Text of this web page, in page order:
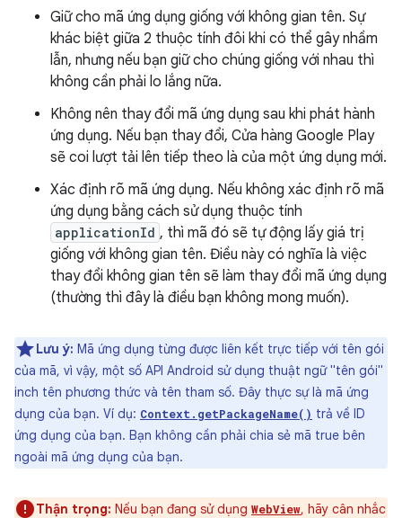
Giữ cho mã ứng dụng giống với không gian tên. Sự
khác biệt giữa 2 thuộc tính đôi khi có thể gây nhầm
lẫn, nhưng nếu bạn giữ cho chúng giống với nhau thì
không cần phải lo lắng nữa.
Không nên thay đổi mã ứng dụng sau khi phát hành
ứng dụng. Nếu bạn thay đổi, Cửa hàng Google Play
sẽ coi lượt tải lên tiếp theo là của một ứng dụng mới.
Xác định rõ mã ứng dụng. Nếu không xác định rõ mã
ứng dụng bằng cách sử dụng thuộc tính
applicationId , thì mã đó sẽ tự động lấy giá trị
giống với không gian tên. Điều này có nghĩa là việc
thay đổi không gian tên sẽ làm thay đổi mã ứng dụng
(thường thì đây là điều bạn không mong muốn).
Lưu ý: Mã ứng dụng từng được liên kết trực tiếp với tên gói
của mã, vì vậy, một số API Android sử dụng thuật ngữ "tên gói"
inch tên phương thức và tên tham số. Đây thực sự là mã ứng
dụng của bạn. Ví dụ: Context.getPackageName() trả về ID
ứng dụng của bạn. Bạn không cần phải chia sẻ mã true bên
ngoài mã ứng dụng của bạn.
Thận trọng: Nếu bạn đang sử dụng WebView, hãy cân nhắc